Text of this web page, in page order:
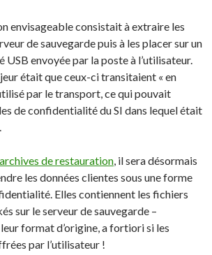
envisageable consistait à extraire les
de sauvegarde puis à les placer sur un
USB envoyée par la poste à l’utilisateur.
était que ceux-ci transitaient « en
par le transport, ce qui pouvait
de confidentialité du SI dans lequel était
archives de restauration, il sera désormais
les données clientes sous une forme
Elles contiennent les fichiers
sur le serveur de sauvegarde –
format d’origine, a fortiori si les
par l’utilisateur !